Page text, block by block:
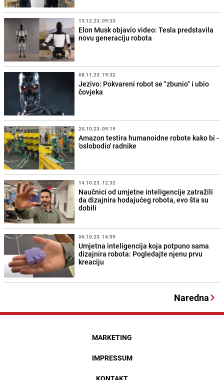
13.12.23. 09:33
Elon Musk objavio video: Tesla predstavila
novu generaciju robota
08.11.23. 19:32
Jezivo: Pokvareni robot se "zbunio" i ubio
čovjeka
20.10.23. 09:19
Amazon testira humanoidne robote kako bi -
'oslobodio' radnike
14.10.23. 12:32
Naučnici od umjetne inteligencije zatražili
da dizajnira hodajućeg robota, evo šta su
dobili
06.10.23. 14:59
Umjetna inteligencija koja potpuno sama
dizajnira robota: Pogledajte njenu prvu
kreaciju
Naredna
MARKETING
IMPRESSUM